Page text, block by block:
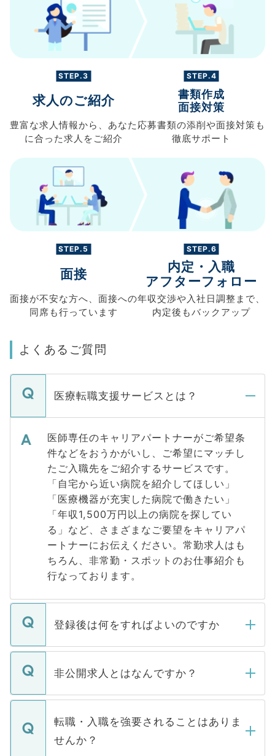
STEP.3
求人のご紹介
豊富な求人情報から、 あなた
に合った求人を ご紹介
STEP.4
書類作成
面接対策
応募書類の添削や面接対策も
徹底サポート
STEP.5
面接
面接が不安な方へ、 面接への
同席も行っています
STEP.6
内定・入職
アフターフォロー
年収交渉や入社日調整まで、
内定後もバックアップ
よくあるご質問
医療転職支援サービスとは？
医師専任のキャリアパートナーがご希望条
件などをおうかがいし、ご希望にマッチし
たご入職先をご紹介するサービスです。
「自宅から近い病院を紹介してほしい」
「医療機器が充実した病院で働きたい」
「年収1,500万円以上の病院を探してい
る」など、さまざまなご要望をキャリアパ
ートナーにお伝えください。常勤求人はも
ちろん、非常勤・スポットのお仕事紹介も
行なっております。
登録後は何をすればよいのですか
ご登録いただきましたら、弊社担当者がご
登録内容を確認し、その後メールもしくは
ます。通常、5営業日以内にはご連絡をせて
いただきますので、しばらくお待ちくださ
い。
非公開求人とはなんですか？
マイナビDOCTORで取り扱っている求人の
うち約3割は、Webサイトからご覧いただ
けない「非公開求人」です。非公開求人は
下記の理由によって、一般には公開してい
転職・入職を強要されることはありま
せんか？